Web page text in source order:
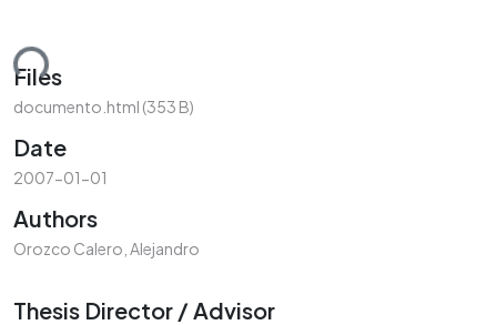
Files
documento.html (353 B)
Date
2007-01-01
Authors
Orozco Calero, Alejandro
Thesis Director / Advisor